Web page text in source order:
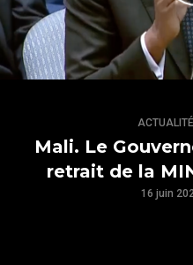
ACTUALITÉ
Mali. Le
retrait de la
16 juin